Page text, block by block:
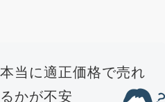
本当に適正価格で売れ
るかが不安